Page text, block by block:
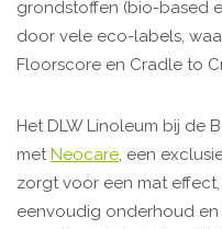
grondstoffen (bio-based
door vele eco-labels,
Floorscore en Cradle to
Het DLW Linoleum bij de
met Neocare, een
zorgt voor een mat
eenvoudig onderhoud